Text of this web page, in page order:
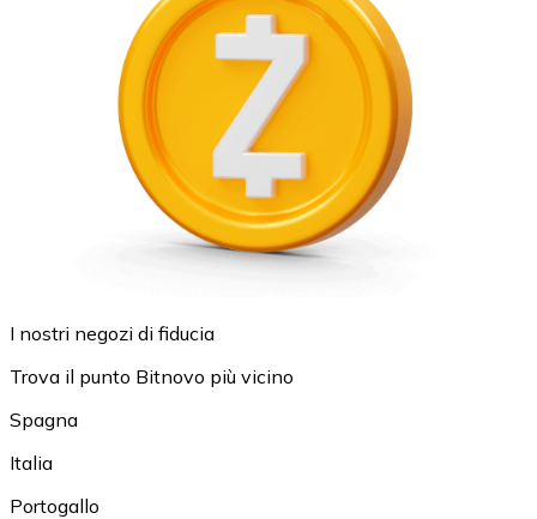
I nostri negozi di fiducia
Trova il punto Bitnovo più vicino
Spagna
Italia
Portogallo